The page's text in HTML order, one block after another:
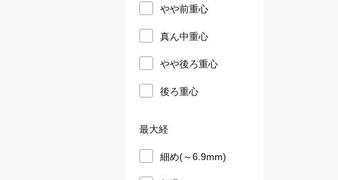
やや前重心
真ん中重心
やや後ろ重心
後ろ重心
最大経
細め(～6.9mm)